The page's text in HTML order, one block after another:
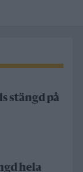
stängd på
hela